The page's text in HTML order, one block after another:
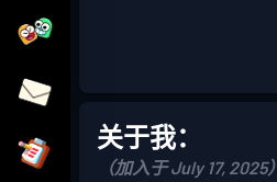
关于我：
（加入于 July 17, 2025）